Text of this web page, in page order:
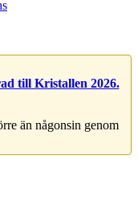
till Kristallen 2026.
än någonsin genom